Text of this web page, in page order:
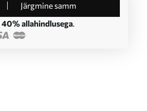
Järgmine samm
40% allahindlusega.